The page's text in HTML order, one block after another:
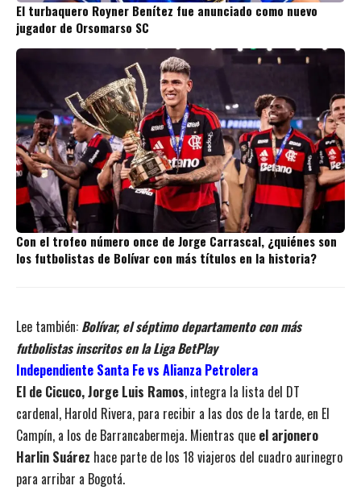
El turbaquero Royner Benítez fue anunciado como nuevo
jugador de Orsomarso SC
Con el trofeo número once de Jorge Carrascal, ¿quiénes son
los futbolistas de Bolívar con más títulos en la historia?
Lee también: Bolívar, el séptimo departamento con más
futbolistas inscritos en la Liga BetPlay
Independiente Santa Fe vs Alianza Petrolera
El de Cicuco, Jorge Luis Ramos, integra la lista del DT
cardenal, Harold Rivera, para recibir a las dos de la tarde, en El
Campín, a los de Barrancabermeja. Mientras que el arjonero
Harlin Suárez hace parte de los 18 viajeros del cuadro aurinegro
para arribar a Bogotá.